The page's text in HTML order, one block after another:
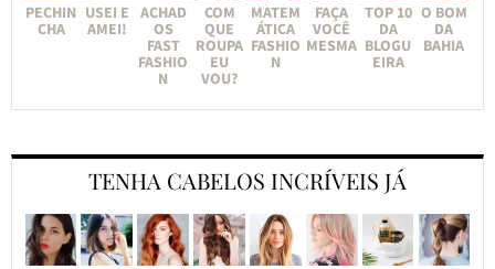
PECHIN
CHA
USEI E
AMEI!
ACHAD
OS
FAST
FASHIO
N
COM
QUE
ROUPA
EU
VOU?
MATEM
ÁTICA
FASHIO
N
FAÇA
VOCÊ
MESMA
TOP 10
DA
BLOGU
EIRA
O BOM
DA
BAHIA
TENHA CABELOS INCRÍVEIS JÁ